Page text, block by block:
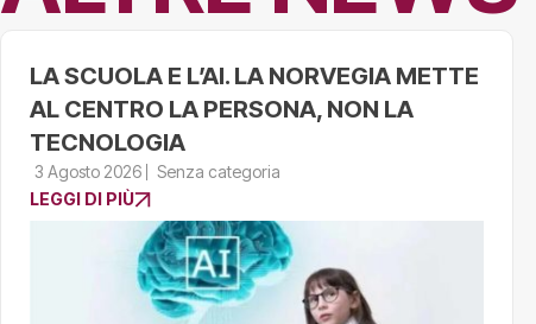
LA SCUOLA E L’AI. LA NORVEGIA METTE
AL CENTRO LA PERSONA, NON LA
TECNOLOGIA
3 Agosto 2026
Senza categoria
LEGGI DI PIÙ